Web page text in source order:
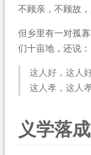
不顾亲，不顾故，
但乡里有一对孤
们十亩地，还说：
这人好，这人
这人孝，这人
义学落